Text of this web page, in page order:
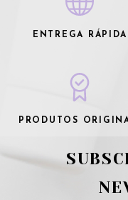
ENTREGA RÁPIDA
PRODUTOS